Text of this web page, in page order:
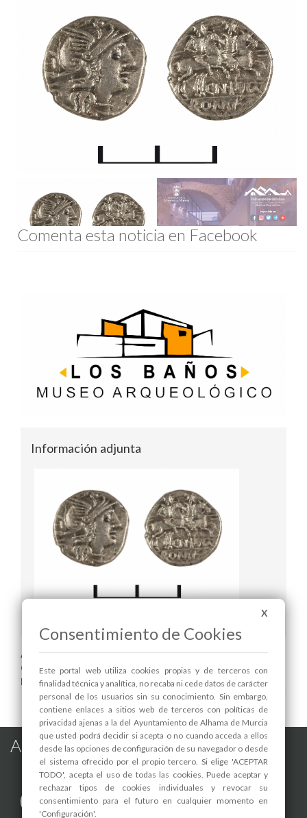
Comenta esta noticia en Facebook
Información adjunta
Areas relacionadas:
Cultura y Patrimonio
Museo
Alhama de Murcia en las Redes
X
Consentimiento de Cookies
Este portal web utiliza cookies propias y de terceros con
finalidad técnica y analítica, no recaba ni cede datos de carácter
personal de los usuarios sin su conocimiento. Sin embargo,
contiene enlaces a sitios web de terceros con políticas de
privacidad ajenas a la del Ayuntamiento de Alhama de Murcia
que usted podrá decidir si acepta o no cuando acceda a ellos
desde las opciones de configuración de su navegador o desde
el sistema ofrecido por el propio tercero. Si elige 'ACEPTAR
TODO', acepta el uso de todas las cookies. Puede aceptar y
rechazar tipos de cookies individuales y revocar su
consentimiento para el futuro en cualquier momento en
'Configuración'.